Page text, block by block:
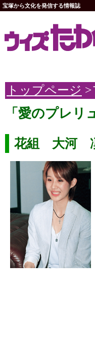
宝塚から文化を発信する情報誌
トップページ >
「愛のプレ
花組 大河